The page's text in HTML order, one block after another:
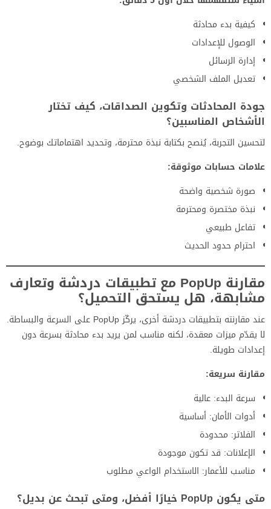
كيفية بدء محادثة
الوصول للإعدادات
إدارة الرسائل
تعديل الملف الشخصي
جودة المحادثات وتكوين الصداقات، كيف تختار
الأشخاص المناسبين؟
لتحسين التجربة، يُنصح بكتابة نبذة محترمة، وتحديد اهتماماتك بوضوح.
علامات حسابات موثوقة:
صورة شخصية واضحة
نبذة مختصرة ومحترمة
تفاعل طبيعي
احترام حدود الحديث
مقارنة PopUp مع تطبيقات دردشة وتعارف
مشابهة، هل يستحق التحميل؟
عند مقارنته بتطبيقات دردشة أخرى، يركّز PopUp على السرعة والبساطة.
لا يقدّم ميزات معقدة، لكنه مناسب لمن يريد بدء محادثة بسرعة دون
إعدادات طويلة.
مقارنة سريعة:
سرعة البدء: عالية
أدوات الأمان: أساسية
الفلاتر: محدودة
الإعلانات: قد تكون موجودة
مناسب للأعمار: الاستخدام الواعي مطلوب
متى يكون PopUp خيارًا أفضل، ومتى تبحث عن بديل؟